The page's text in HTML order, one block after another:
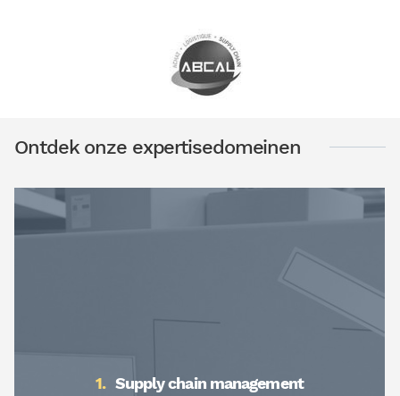
Ontdek onze expertisedomeinen
Supply chain management